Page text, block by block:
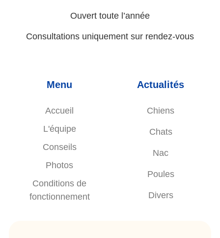
Ouvert toute l’année
Consultations uniquement sur rendez-vous
Menu
Accueil
L'équipe
Conseils
Photos
Conditions de
fonctionnement
Actualités
Chiens
Chats
Nac
Poules
Divers